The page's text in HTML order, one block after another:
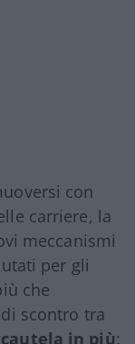
con
carriere, la
meccanismi
per gli
che
scontro tra
in più: